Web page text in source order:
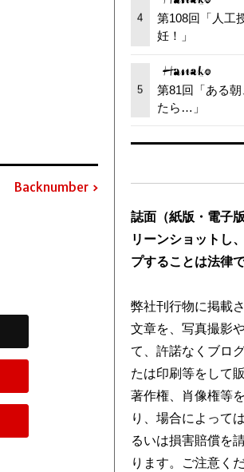
Backnumber
4
第108回「人工
妊！」
5
第81回「ある
たら…」
誌面（紙版・電子
リーンショットし
プすることは法律
弊社刊行物に掲載
文章を、写真撮影
て、許諾なくブロ
たは印刷等をして
著作権、肖像権等
り、場合によって
るいは損害賠償を
ります。ご注意くだ